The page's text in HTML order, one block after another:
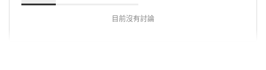
目前沒有討論